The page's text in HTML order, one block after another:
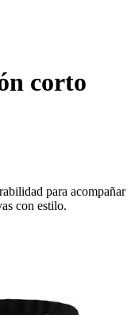
corto
para acompañar
con estilo.